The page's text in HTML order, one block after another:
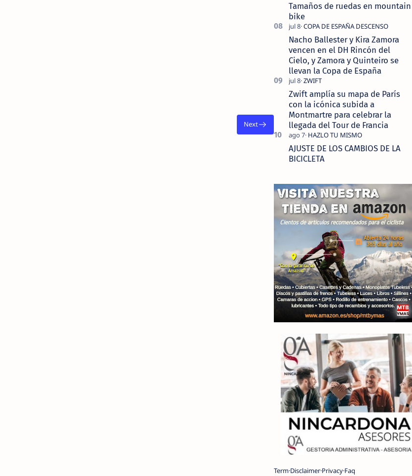
Tamaños de ruedas en mountain
bike
Nacho Ballester y Kira Zamora
vencen en el DH Rincón del
Cielo, y Zamora y Quinteiro se
llevan la Copa de España
Zwift amplía su mapa de París
con la icónica subida a
Montmartre para celebrar la
llegada del Tour de Francia
AJUSTE DE LOS CAMBIOS DE LA
BICICLETA
Term Disclaimer Privacy Faq